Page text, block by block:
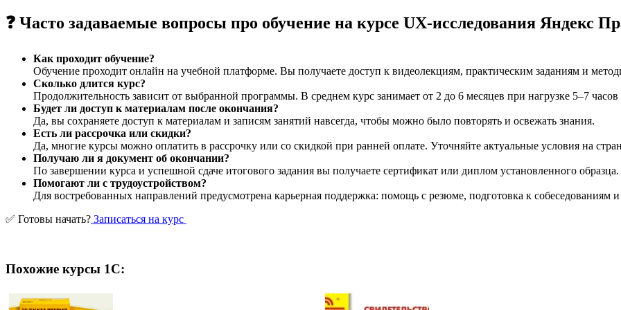
❓ Часто задаваемые вопросы про обучение на курсе UX-исследования Яндекс
Как проходит обучение?
Обучение проходит онлайн на учебной платформе. Вы получаете доступ к видеолекциям, практическим заданиям и
Сколько длится курс?
Продолжительность зависит от выбранной программы. В среднем курс занимает от 2 до 6 месяцев при нагрузке 5–7
Будет ли доступ к материалам после окончания?
Да, вы сохраняете доступ к материалам и записям занятий навсегда, чтобы можно было повторять и освежать знания.
Есть ли рассрочка или скидки?
Да, многие курсы можно оплатить в рассрочку или со скидкой при ранней оплате. Уточняйте актуальные условия на
Получаю ли я документ об окончании?
По завершении курса и успешной сдаче итогового задания вы получаете сертификат или диплом установленного образца.
Помогают ли с трудоустройством?
Для востребованных направлений предусмотрена карьерная поддержка: помощь с резюме, подготовка к собеседованиям
✅ Готовы начать? Записаться на курс
Похожие курсы 1С: